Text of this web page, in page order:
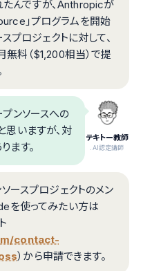
んですが、Anthropicが
」プログラムを開始
プロジェクトに対して、
料（$1,200相当）で提
テキトー教師
.AI認定講師
ンソースへの
思いますが、対
ます。
ースプロジェクトのメン
を使ってみたい方は
contact-
）から申請できます。